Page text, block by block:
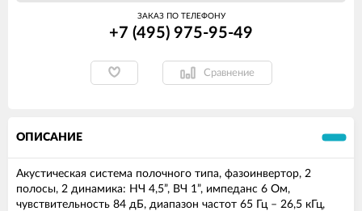
ЗАКАЗ ПО ТЕЛЕФОНУ
+7 (495) 975-95-49
Сравнение
ОПИСАНИЕ
Акустическая система полочного типа, фазоинвертор, 2
полосы, 2 динамика: НЧ 4,5”, ВЧ 1”, импеданс 6 Ом,
чувствительность 84 дБ, диапазон частот 65 Гц – 26,5 кГц,